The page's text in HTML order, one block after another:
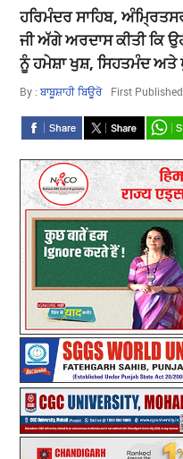
ਹਰਿਮੰਦਰ ਸਾਹਿਬ,
ਜੀ ਅੱਗੇ ਅਰਦਾਸ ਕੀਤੀ ਕਿ
ਨੂੰ ਹਮੇਸ਼ਾ ਖੁਸ਼, ਸਿਹਤਮੰਦ ਅਤੇ
By :ਬਾਬੂਸ਼ਾਹੀ ਬਿਊਰੋ First